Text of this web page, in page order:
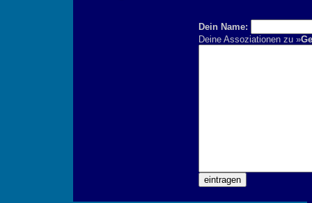
Dein Name:
Deine Assoziationen zu »